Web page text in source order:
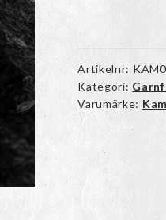
Artikelnr:
Kategori:
Varumärke: